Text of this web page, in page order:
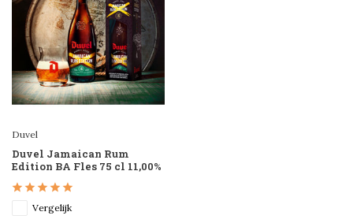
Duvel
Duvel Jamaican Rum
Edition BA Fles 75 cl 11,00%
Vergelijk